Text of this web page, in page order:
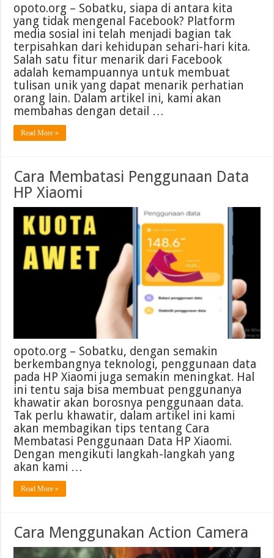
opoto.org – Sobatku, siapa di antara kita
yang tidak mengenal Facebook? Platform
media sosial ini telah menjadi bagian tak
terpisahkan dari kehidupan sehari-hari kita.
Salah satu fitur menarik dari Facebook
adalah kemampuannya untuk membuat
tulisan unik yang dapat menarik perhatian
orang lain. Dalam artikel ini, kami akan
membahas dengan detail …
Read More »
Cara Membatasi Penggunaan Data
HP Xiaomi
opoto.org – Sobatku, dengan semakin
berkembangnya teknologi, penggunaan data
pada HP Xiaomi juga semakin meningkat. Hal
ini tentu saja bisa membuat penggunanya
khawatir akan borosnya penggunaan data.
Tak perlu khawatir, dalam artikel ini kami
akan membagikan tips tentang Cara
Membatasi Penggunaan Data HP Xiaomi.
Dengan mengikuti langkah-langkah yang
akan kami …
Read More »
Cara Menggunakan Action Camera